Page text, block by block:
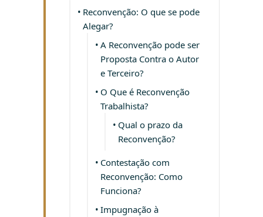
Reconvenção: O que se pode
Alegar?
A Reconvenção pode ser
Proposta Contra o Autor
e Terceiro?
O Que é Reconvenção
Trabalhista?
Qual o prazo da
Reconvenção?
Contestação com
Reconvenção: Como
Funciona?
Impugnação à